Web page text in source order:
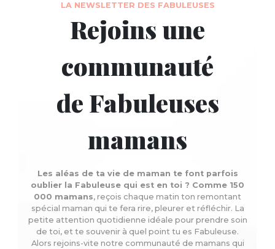
LA NEWSLETTER DES FABULEUSES
Rejoins une
communauté
de Fabuleuses
mamans
Les aléas de ta vie de maman te font parfois
oublier la Fabuleuse qui est en toi ? Comme 150
000 mamans, reçois chaque matin ton remontant
spécial maman qui te fera rire, pleurer et réfléchir. La
petite attention quotidienne idéale pour prendre soin
de toi, et te souvenir à quel point tu es Fabuleuse.
Alors rejoins-vite notre communauté de mamans qui